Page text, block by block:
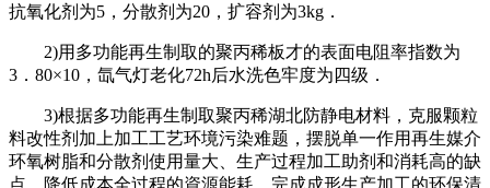
抗氧化剂为5，分散剂为20，扩容剂为3kg．
2)用多功能再生制取的聚丙稀板才的表面电阻率指数为
3．80×10，氙气灯老化72h后水洗色牢度为四级．
3)根据多功能再生制取聚丙稀湖北防静电材料，克服颗粒
料改性剂加上加工工艺环境污染难题，摆脱单一作用再生媒介
环氧树脂和分散剂使用量大、生产过程加工助剂和消耗高的缺